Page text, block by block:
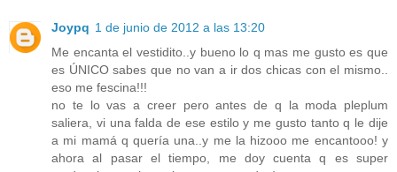
Joypq 1 de junio de 2012 a las 13:20
Me encanta el vestidito..y bueno lo q mas me gusto es que
es ÚNICO sabes que no van a ir dos chicas con el mismo..
eso me fescina!!!
no te lo vas a creer pero antes de q la moda pleplum
saliera, vi una falda de ese estilo y me gusto tanto q le dije
a mi mamá q quería una..y me la hizooo me encantooo! y
ahora al pasar el tiempo, me doy cuenta q es super